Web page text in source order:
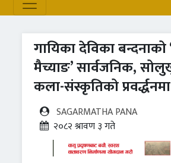
गायिका देविका
मैच्याङ’ सार्वजनिक,
कला-संस्कृतिको
SAGARMATHA PANA
२०८२ श्रावण ३ गते